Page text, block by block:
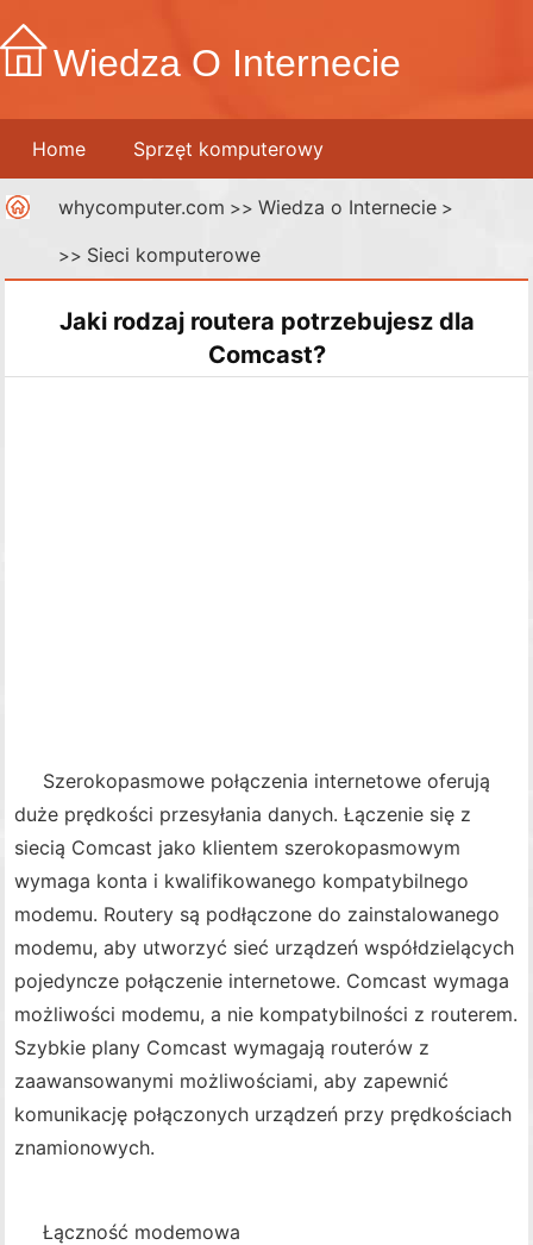
Wiedza O Internecie
Home Sprzęt komputerowy
Telefony komórkowe Drukarki
Sieci komputerowe Internet
whycomputer.com >> Wiedza o Internecie>
>> Sieci komputerowe
Jaki rodzaj routera potrzebujesz dla
Comcast?
Szerokopasmowe połączenia internetowe oferują
duże prędkości przesyłania danych. Łączenie się z
siecią Comcast jako klientem szerokopasmowym
wymaga konta i kwalifikowanego kompatybilnego
modemu. Routery są podłączone do zainstalowanego
modemu, aby utworzyć sieć urządzeń współdzielących
pojedyncze połączenie internetowe. Comcast wymaga
możliwości modemu, a nie kompatybilności z routerem.
Szybkie plany Comcast wymagają routerów z
zaawansowanymi możliwościami, aby zapewnić
komunikację połączonych urządzeń przy prędkościach
znamionowych.
Łączność modemowa